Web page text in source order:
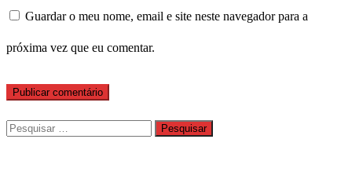
Guardar o meu nome, email e site neste navegador para a
próxima vez que eu comentar.
Pesquisar
por: